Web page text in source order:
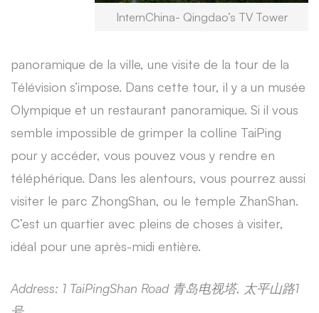
InternChina- Qingdao’s TV Tower
panoramique de la ville, une visite de la tour de la
Télévision s’impose. Dans cette tour, il y a un musée
Olympique et un restaurant panoramique. Si il vous
semble impossible de grimper la colline TaiPing
pour y accéder, vous pouvez vous y rendre en
téléphérique. Dans les alentours, vous pourrez aussi
visiter le parc ZhongShan, ou le temple ZhanShan.
C’est un quartier avec pleins de choses à visiter,
idéal pour une après-midi entière.
Address: 1 TaiPingShan Road 青岛电视塔, 太平山路1